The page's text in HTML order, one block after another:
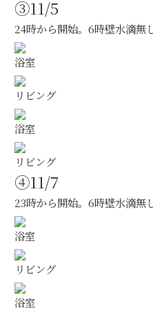
③11/5
24時から開始。6時壁水滴無
浴室
リビング
浴室
リビング
④11/7
23時から開始。6時壁水滴無
浴室
リビング
浴室